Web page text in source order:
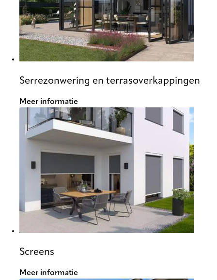
Serrezonwering en terrasoverkappingen
Meer informatie
Screens
Meer informatie